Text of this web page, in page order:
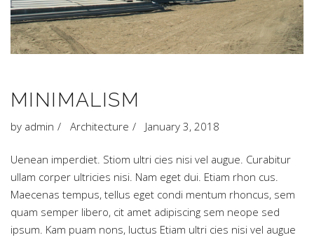
MINIMALISM
by admin Architecture January 3, 2018
Uenean imperdiet. Stiom ultri cies nisi vel augue. Curabitur
ullam corper ultricies nisi. Nam eget dui. Etiam rhon cus.
Maecenas tempus, tellus eget condi mentum rhoncus, sem
quam semper libero, cit amet adipiscing sem neope sed
ipsum. Kam puam nons, luctus Etiam ultri cies nisi vel augue